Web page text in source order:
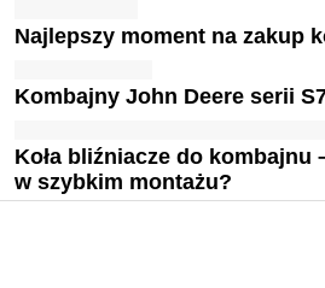
Najlepszy moment na zakup
Kombajny John Deere serii
Koła bliźniacze do kombajnu
w szybkim montażu?